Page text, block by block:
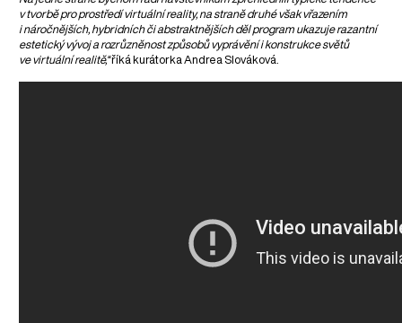
v tvorbě pro prostředí virtuální reality, na straně druhé však vřazením
i náročnějších, hybridních či abstraktnějších děl program ukazuje razantní
estetický vývoj a rozrůzněnost způsobů vyprávění i konstrukce světů
ve virtuální realitě,“říká kurátorka Andrea Slováková.